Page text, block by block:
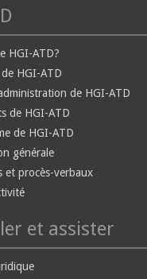
HGI-ATD?
de HGI-ATD
de HGI-ATD
de HGI-ATD
de HGI-ATD
générale
et procès-verbaux
et assister